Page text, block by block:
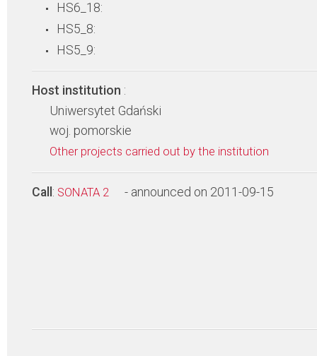
HS6_18:
HS5_8:
HS5_9:
Host institution :
Uniwersytet Gdański
woj. pomorskie
Other projects carried out by the institution
Call : SONATA 2 - announced on 2011-09-15